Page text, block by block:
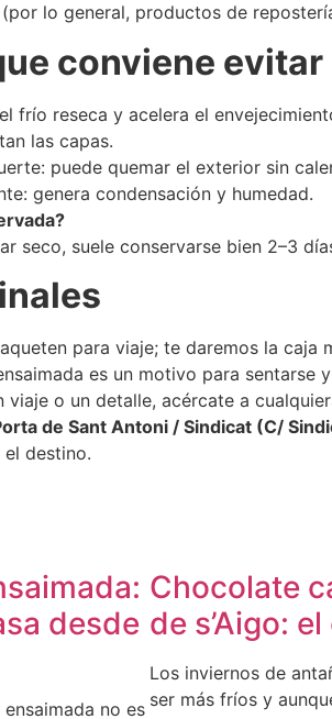
lo general, productos de
conviene evitar
frío reseca y acelera el
las capas.
puede quemar el exterior sin
genera condensación y humedad.
seco, suele conservarse bien 2–3
para viaje; te daremos la caja
es un motivo para sentarse
viaje o un detalle, acércate a
de Sant Antoni / Sindicat (C/
destino.
desde
ensaimada no es
Chocolate
de s’Aigo:
Los inviernos de
ser más fríos y